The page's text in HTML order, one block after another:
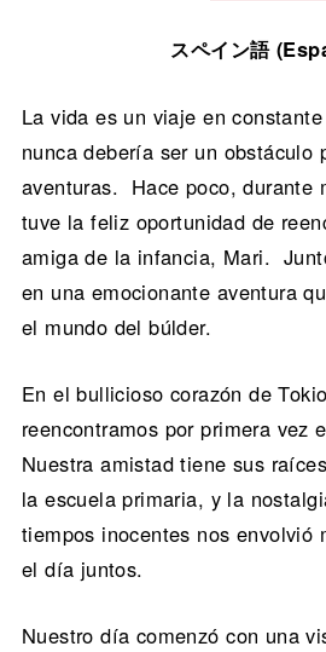
スペイン語
La vida es un viaje en
nunca debería ser un obstáculo
aventuras. Hace poco, durante
tuve la feliz oportunidad de
amiga de la infancia, Mari.
en una emocionante aventura
el mundo del búlder.
En el bullicioso corazón de
reencontramos por primera vez
Nuestra amistad tiene sus
la escuela primaria, y la
tiempos inocentes nos envolvió
el día juntos.
Nuestro día comenzó con una